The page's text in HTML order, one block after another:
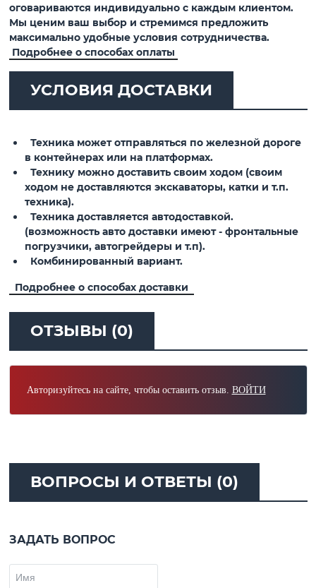
оговариваются индивидуально с каждым клиентом.
Мы ценим ваш выбор и стремимся предложить
максимально удобные условия сотрудничества.
Подробнее о способах оплаты
УСЛОВИЯ ДОСТАВКИ
Техника может отправляться по железной дороге
в контейнерах или на платформах.
Технику можно доставить своим ходом (своим
ходом не доставляются экскаваторы, катки и т.п.
техника).
Техника доставляется автодоставкой.
(возможность авто доставки имеют - фронтальные
погрузчики, автогрейдеры и т.п).
Комбинированный вариант.
Подробнее о способах доставки
ОТЗЫВЫ (0)
Авторизуйтесь на сайте, чтобы оставить отзыв. ВОЙТИ
ВОПРОСЫ И ОТВЕТЫ (0)
ЗАДАТЬ ВОПРОС